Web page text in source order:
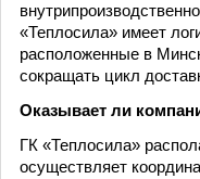
«Теплосила» имеет
расположенные в
сокращать цикл
Оказывает ли
ГК «Теплосила»
осуществляет